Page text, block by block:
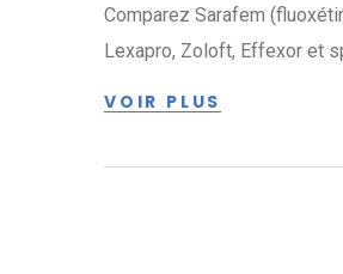
Comparez Sarafem
Lexapro, Zoloft, Effexor et
VOIR PLUS